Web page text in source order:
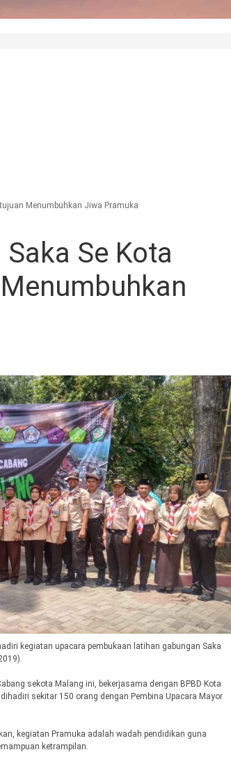
Menumbuhkan Jiwa Pramuka
Se Kota
kegiatan upacara pembukaan latihan gabungan Saka
sekota Malang ini, bekerjasama dengan BPBD Kota
sekitar 150 orang dengan Pembina Upacara Mayor
kegiatan Pramuka adalah wadah pendidikan guna
ketrampilan.